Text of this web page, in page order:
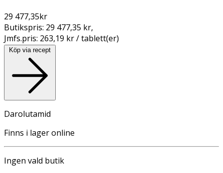
29 477,35kr
Butikspris: 29 477,35 kr,
Jmfs.pris: 263,19 kr / tablett(er)
Köp via recept
Darolutamid
Finns i lager online
Ingen vald butik